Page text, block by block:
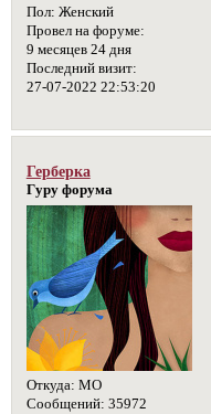
Пол: Женский
Провел на форуме:
9 месяцев 24 дня
Последний визит:
27-07-2022 22:53:20
Герберка
Гуру форума
Откуда: МО
Сообщений: 35972